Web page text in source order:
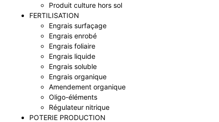
Produit culture hors sol
FERTILISATION
Engrais surfaçage
Engrais enrobé
Engrais foliaire
Engrais liquide
Engrais soluble
Engrais organique
Amendement organique
Oligo-éléments
Régulateur nitrique
POTERIE PRODUCTION